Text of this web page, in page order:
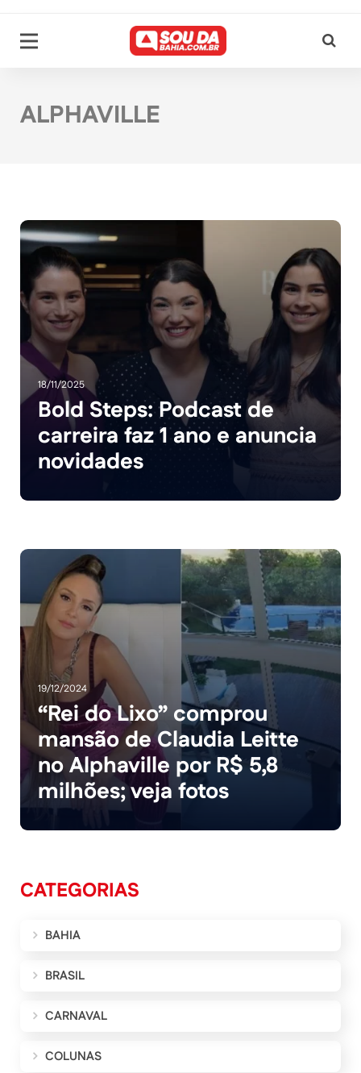
ALPHAVILLE
18/11/2025
Bold Steps: Podcast de
carreira faz 1 ano e anuncia
novidades
19/12/2024
“Rei do Lixo” comprou
mansão de Claudia Leitte
no Alphaville por R$ 5,8
milhões; veja fotos
CATEGORIAS
BAHIA
BRASIL
CARNAVAL
COLUNAS